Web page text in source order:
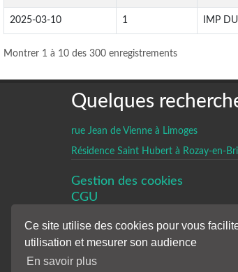
Ce site utilise des cookies pour vous
utilisation et mesurer son audience
En savoir plus
2025-03-10 1 IMP
Montrer 1 à 10 des 300 enregistrements
Quelques
rue Jean de Vienne à Limoges
Résidence Saint Hubert à Rozay-en-
Gestion des cookies
CGU